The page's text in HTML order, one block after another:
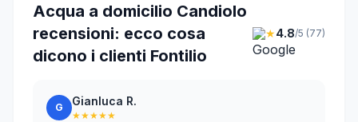
Acqua a domicilio Candiolo
recensioni: ecco cosa
dicono i clienti Fontilio
★4.8/5 (77)
G Gianluca R.
★★★★★